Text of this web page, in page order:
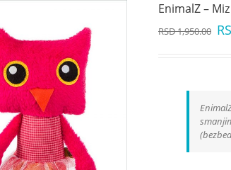
EnimalZ –
RSD1,950.00